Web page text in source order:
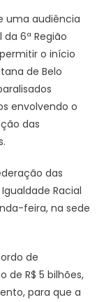
Gerais
|
início
uma audiência
6ª Região
o início
de Belo
envolvendo o
das
das
Racial
feira, na sede
de
de R$ 5 bilhões,
para que a